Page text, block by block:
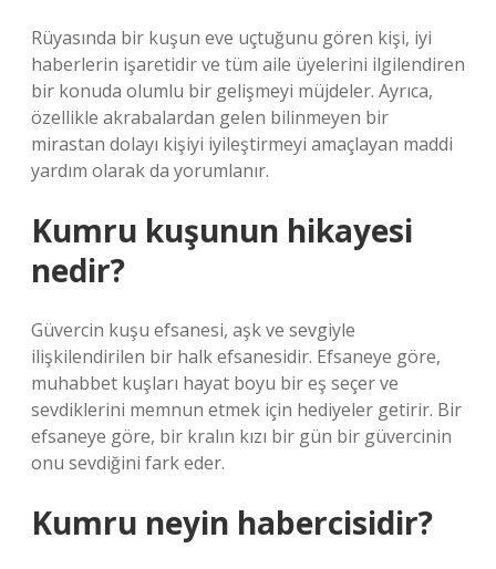
Rüyasında bir kuşun eve uçtuğunu gören kişi, iyi
haberlerin işaretidir ve tüm aile üyelerini ilgilendiren
bir konuda olumlu bir gelişmeyi müjdeler. Ayrıca,
özellikle akrabalardan gelen bilinmeyen bir
mirastan dolayı kişiyi iyileştirmeyi amaçlayan maddi
yardım olarak da yorumlanır.
Kumru kuşunun hikayesi
nedir?
Güvercin kuşu efsanesi, aşk ve sevgiyle
ilişkilendirilen bir halk efsanesidir. Efsaneye göre,
muhabbet kuşları hayat boyu bir eş seçer ve
sevdiklerini memnun etmek için hediyeler getirir. Bir
efsaneye göre, bir kralın kızı bir gün bir güvercinin
onu sevdiğini fark eder.
Kumru neyin habercisidir?